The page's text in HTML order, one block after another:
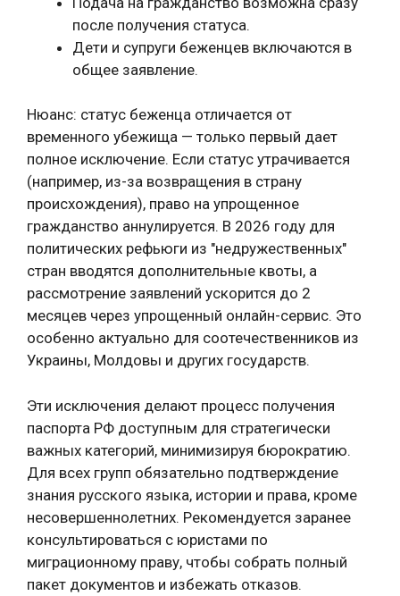
после получения статуса.
Дети и супруги беженцев включаются в
общее заявление.
Нюанс: статус беженца отличается от
временного убежища — только первый дает
полное исключение. Если статус утрачивается
(например, из-за возвращения в страну
происхождения), право на упрощенное
гражданство аннулируется. В 2026 году для
политических рефьюги из "недружественных"
стран вводятся дополнительные квоты, а
рассмотрение заявлений ускорится до 2
месяцев через упрощенный онлайн-сервис. Это
особенно актуально для соотечественников из
Украины, Молдовы и других государств.
Эти исключения делают процесс получения
паспорта РФ доступным для стратегически
важных категорий, минимизируя бюрократию.
Для всех групп обязательно подтверждение
знания русского языка, истории и права, кроме
несовершеннолетних. Рекомендуется заранее
консультироваться с юристами по
миграционному праву, чтобы собрать полный
пакет документов и избежать отказов.